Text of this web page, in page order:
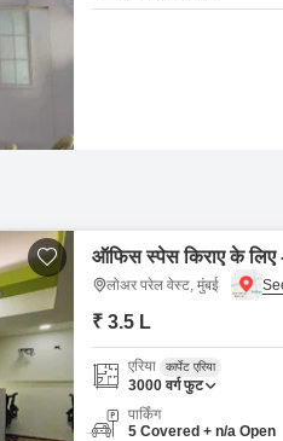
ऑफिस स्पेस किराए के लिए
लोअर परेल वेस्ट, मुंबई
₹ 3.5 L
एरिया कार्पेट एरिया
3000 वर्ग फुट
पार्किंग
5 Covered + n/a Open